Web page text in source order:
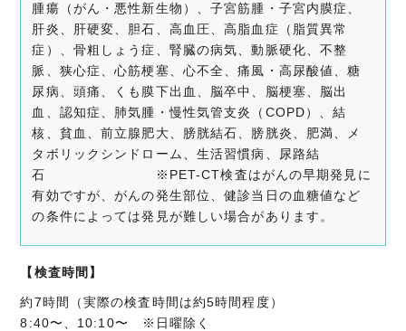
腫瘍（がん・悪性新生物）、子宮筋腫・子宮内膜症、
肝炎、肝硬変、胆石、高血圧、高脂血症（脂質異常
症）、骨粗しょう症、腎臓の病気、動脈硬化、不整
脈、狭心症、心筋梗塞、心不全、痛風・高尿酸値、糖
尿病、頭痛、くも膜下出血、脳卒中、脳梗塞、脳出
血、認知症、肺気腫・慢性気管支炎（COPD）、結
核、貧血、前立腺肥大、膀胱結石、膀胱炎、肥満、メ
タボリックシンドローム、生活習慣病、尿路結
石 ※PET-CT検査はがんの早期発見に
有効ですが、がんの発生部位、健診当日の血糖値など
の条件によっては発見が難しい場合があります。
【検査時間】
約7時間（実際の検査時間は約5時間程度）
8:40〜、10:10〜 ※日曜除く